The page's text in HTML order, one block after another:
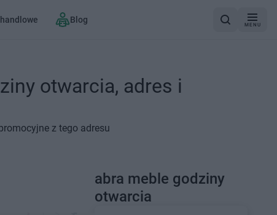
Blog
MENU
otwarcia, adres i
z tego adresu
abra meble godziny
otwarcia